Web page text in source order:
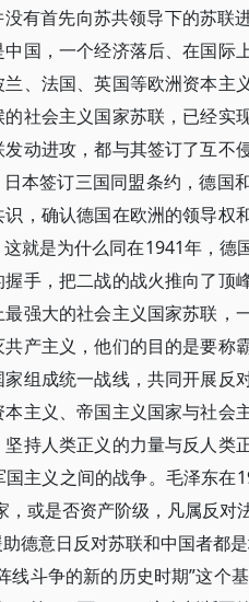
有首先向苏共领导下的苏联
国，一个经济落后、在国际
、法国、英国等欧洲资本主
社会主义国家苏联，已经实
动进攻，都与其签订了互不
本签订三国同盟条约，德国
，确认德国在欧洲的领导权
就是为什么同在1941年，德
手，把二战的战火推向了顶
强大的社会主义国家苏联，
产主义，他们的目的是要称
组成统一战线，共同开展反
主义、帝国主义国家与社会
持人类正义的力量与反人类
主义之间的战争。毛泽东在
或是否资产阶级，凡属反对
德意日反对苏联和中国者都
线斗争的新的历史时期”这个